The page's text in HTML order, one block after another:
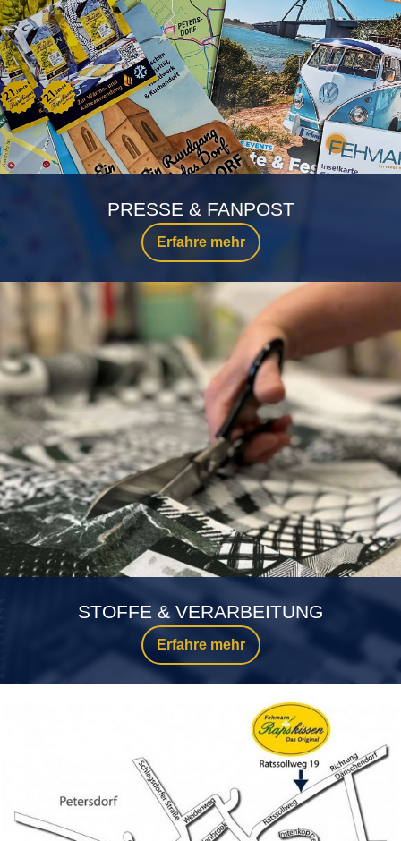
Erfahre mehr
PRESSE & FANPOST
Erfahre mehr
STOFFE & VERARBEITUNG